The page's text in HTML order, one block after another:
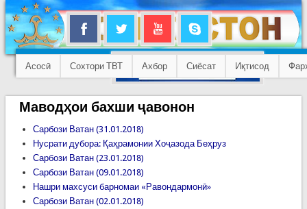
Асосӣ Сохтори ТВТ Ахбор Сиёсат Иқтисод
Маводҳои бахши ҷавонон
Сарбози Ватан (31.01.2018)
Нусрати дубора: Қаҳрамонии Хоҷазода Беҳруз
Сарбози Ватан (23.01.2018)
Сарбози Ватан (09.01.2018)
Нашри махсуси барномаи «Равондармонӣ»
Сарбози Ватан (02.01.2018)